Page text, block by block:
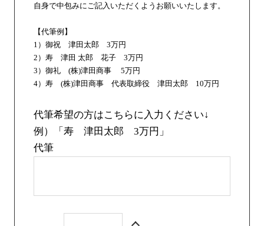
自身で中包みにご記入いただくようお願いいたします。
【代筆例】
1）御祝 津田太郎 3万円
2）寿 津田 太郎 花子 3万円
3）御礼 (株)津田商事 5万円
4）寿 (株)津田商事 代表取締役 津田太郎 10万円
代筆希望の方はこちらに入力ください↓
例）「寿 津田太郎 3万円」
代筆